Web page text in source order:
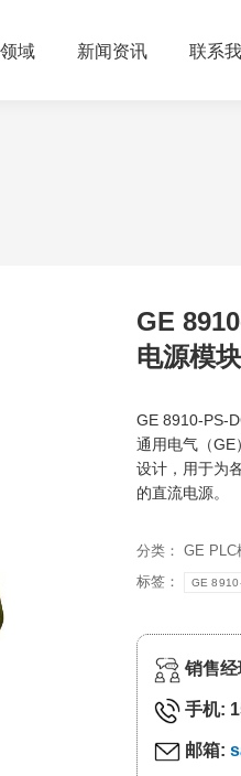
域 新闻资讯 联系
GE
电源模块
GE 8910-PS-
通用电气（GE
设计，用于为
的直流电源。
分类： GE PLC
标签：
GE
销售经
手机:
邮箱: